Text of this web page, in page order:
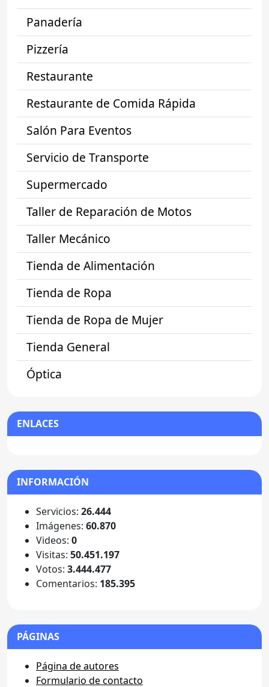
Panadería
Pizzería
Restaurante
Restaurante de Comida Rápida
Salón Para Eventos
Servicio de Transporte
Supermercado
Taller de Reparación de Motos
Taller Mecánico
Tienda de Alimentación
Tienda de Ropa
Tienda de Ropa de Mujer
Tienda General
Óptica
ENLACES
INFORMACIÓN
Servicios: 26.444
Imágenes: 60.870
Videos: 0
Visitas: 50.451.197
Votos: 3.444.477
Comentarios: 185.395
PÁGINAS
Página de autores
Formulario de contacto